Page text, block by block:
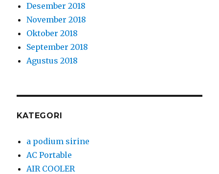
Desember 2018
November 2018
Oktober 2018
September 2018
Agustus 2018
KATEGORI
a podium sirine
AC Portable
AIR COOLER